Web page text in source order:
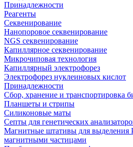
Принадлежности
Реагенты
Секвенирование
Нанопоровое секвенирование
NGS секвенирование
Капиллярное секвенирование
Микрочиповая технология
Капиллярный электрофорез
Электрофорез нуклеиновых кислот
Принадлежности
Сбор, хранение и транспортировка
Планшеты и стрипы
Силиконовые маты
Септы для генетических
Магнитные штативы для выделения
магнитными частицами